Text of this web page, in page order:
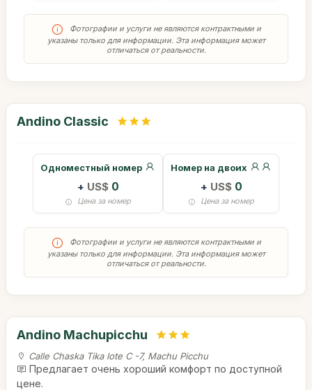
Фотографии и услуги не являются контрактными и
указаны только для информации. Эта информация может
отличаться от реальности.
Andino Classic
Одноместный номер
+ US$ 0
Цена за номер
Номер на двоих
+ US$ 0
Цена за номер
Фотографии и услуги не являются контрактными и
указаны только для информации. Эта информация может
отличаться от реальности.
Andino Machupicchu
Calle Chaska Tika lote C -7, Machu Picchu
Предлагает очень хороший комфорт по доступной
цене.